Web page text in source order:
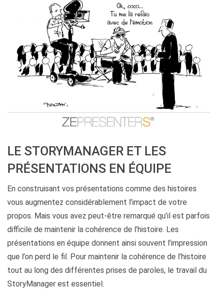
LE STORYMANAGER ET LES
PRÉSENTATIONS EN ÉQUIPE
En construisant vos présentations comme des histoires
vous augmentez considérablement l’impact de votre
propos. Mais vous avez peut-être remarqué qu’il est parfois
difficile de maintenir la cohérence de l’histoire. Les
présentations en équipe donnent ainsi souvent l’impression
que l’on perd le fil. Pour maintenir la cohérence de l’histoire
tout au long des différentes prises de paroles, le travail du
StoryManager est essentiel.